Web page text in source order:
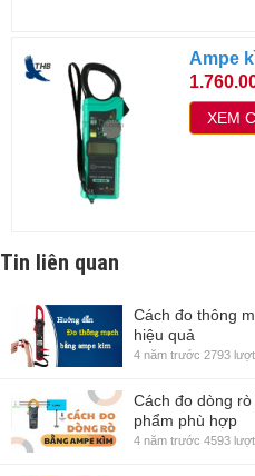
Ampe
XEM
Tin liên quan
Cách đo thông
hiệu quả
4 năm trước 2793
Cách đo dòng
phẩm phù hợp
4 năm trước 4593